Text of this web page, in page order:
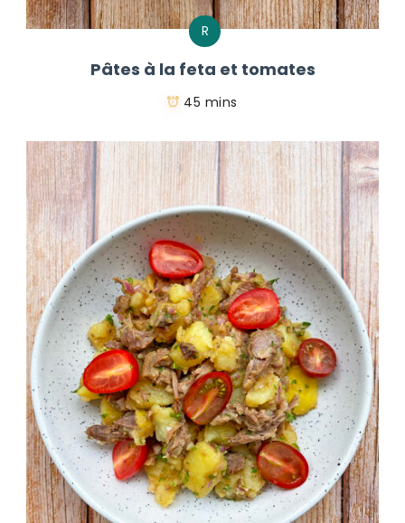
R
Pâtes à la feta et tomates
45 mins